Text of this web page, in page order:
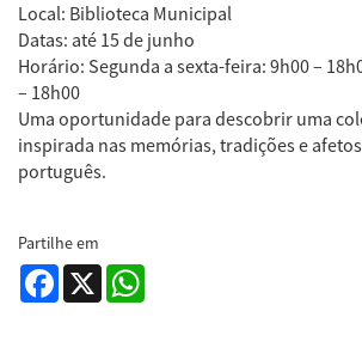
Local: Biblioteca Municipal
Datas: até 15 de junho
Horário: Segunda a sexta-feira: 9h00 –
– 18h00
Uma oportunidade para descobrir uma
inspirada nas memórias, tradições e
português.
Partilhe em
Facebook
X